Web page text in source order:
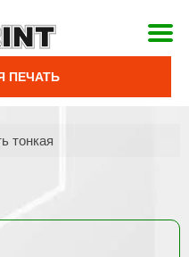
ПЕЧАТЬ
тонкая